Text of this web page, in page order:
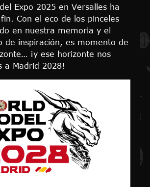
Expo 2025 en Versalles ha
fin. Con el eco de los pinceles
en nuestra memoria y el
de inspiración, es momento de
¡y ese horizonte nos
a Madrid 2028!